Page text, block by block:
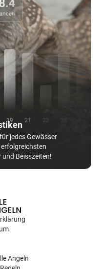
jedes Gewässer
Beisszeiten!
Angeln